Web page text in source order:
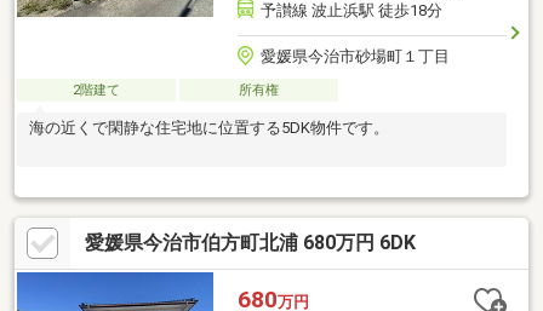
予讃線 波止浜駅 徒歩18分
愛媛県今治市砂場町１丁目
2階建て 所有権
海の近くで閑静な住宅地に位置する5DK物件です。
愛媛県今治市伯方町北浦 680万円 6DK
680万円